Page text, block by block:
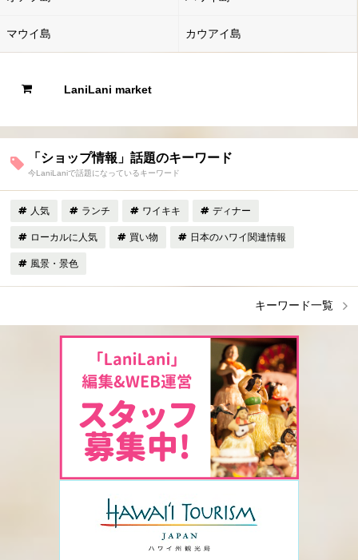
マウイ島 カウアイ島
LaniLani market
「ショップ情報」話題のキーワード
今LaniLaniで話題になっているキーワード
人気 ランチ ワイキキ ディナー
ローカルに人気 買い物 日本のハワイ関連情報
風景・景色
キーワード一覧